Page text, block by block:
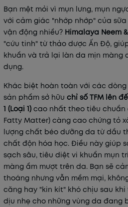
Bạn mệt mỏi vì mụn lưng, mụn
với cảm giác "nhớp nhớp" của
vận động nhiều? Himalaya Neem
"cứu tinh" từ thảo dược Ấn Độ,
khuẩn và trả lại làn da mịn màng
dụng.
Khác biệt hoàn toàn với các
sản phẩm sở hữu chỉ số TFM lên
1 (Loại 1) cao nhất theo tiêu chuẩn
Fatty Matter) càng cao chứng tỏ
lượng chất béo dưỡng da từ dầu
chất độn hóa học. Điều này giúp
sạch sâu, tiêu diệt vi khuẩn mụn
màng ẩm mượt trên da. Bạn sẽ
thoáng nhưng vẫn mềm mại,
căng hay "kin kít" khó chịu sau
dịu nhẹ cho những vùng da đang